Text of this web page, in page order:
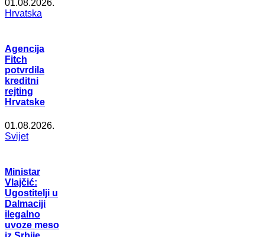
01.08.2026.
Hrvatska
Agencija
Fitch
potvrdila
kreditni
rejting
Hrvatske
01.08.2026.
Svijet
Ministar
Vlajčić:
Ugostitelji u
Dalmaciji
ilegalno
uvoze meso